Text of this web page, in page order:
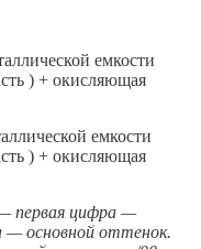
емкости
) + окисляющая
емкости
) + окисляющая
цифра —
— основной оттенок.